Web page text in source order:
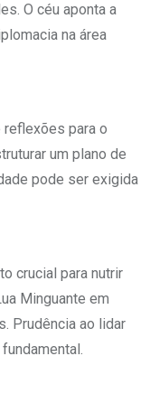
O céu aponta a
na área
reflexões para o
um plano de
pode ser exigida
crucial para nutrir
Minguante em
Prudência ao lidar